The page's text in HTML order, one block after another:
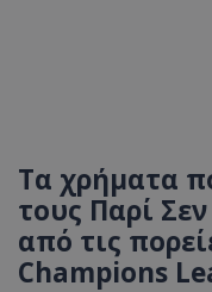
Τα χρήματα
τους Παρί
από τις
Champions